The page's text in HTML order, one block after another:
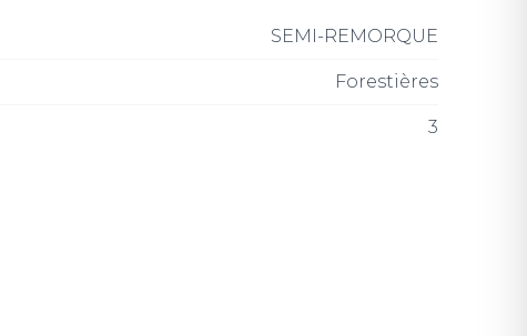
SEMI-REMORQUE
Forestières
3